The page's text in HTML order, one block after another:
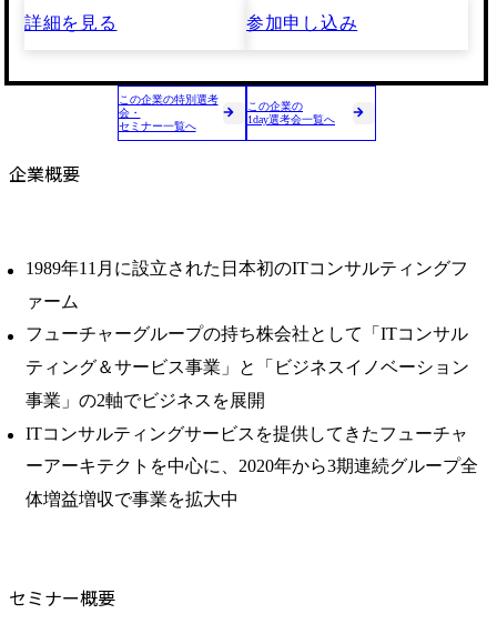
詳細を見る
参加申し込み
この企業の特別選考
会・
セミナー一覧へ
この企業の
1day選考会一覧へ
企業概要
1989年11月に設立された日本初のITコンサルティングフ
ァーム
フューチャーグループの持ち株会社として「ITコンサル
ティング＆サービス事業」と「ビジネスイノベーション
事業」の2軸でビジネスを展開
ITコンサルティングサービスを提供してきたフューチャ
ーアーキテクトを中心に、2020年から3期連続グループ全
体増益増収で事業を拡大中
セミナー概要